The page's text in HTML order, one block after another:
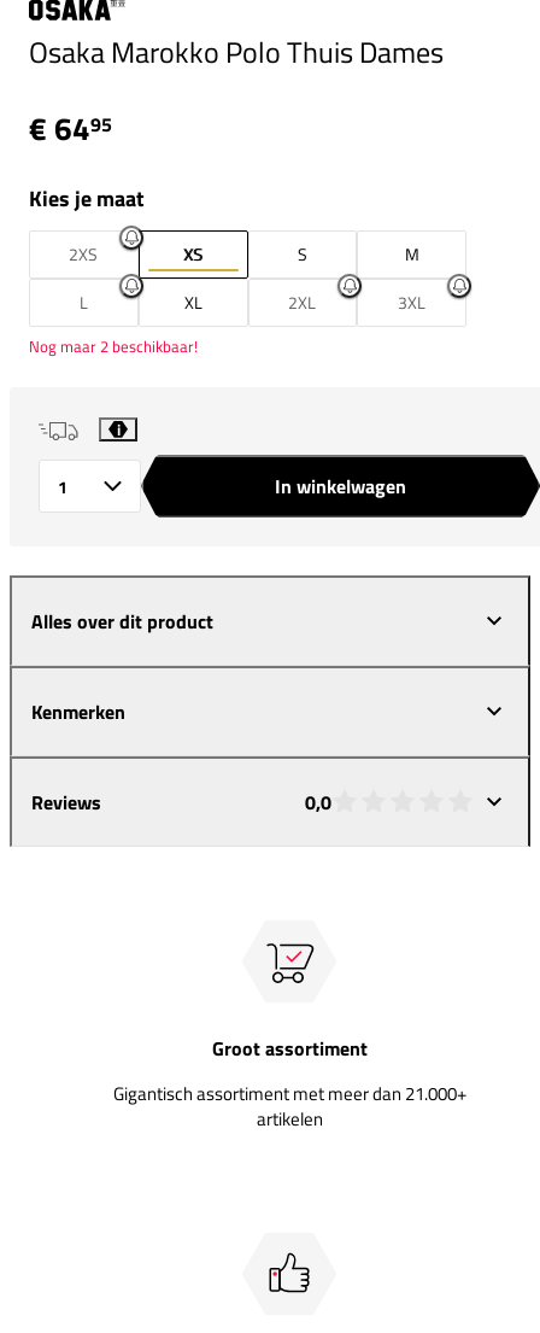
Osaka Marokko Polo Thuis Dames
€ 6495
Kies je maat
2XS XS S
M
L
XL 2XL 3XL
Nog maar 2 beschikbaar!
i
In winkelwagen
Alles over dit product
Kenmerken
Reviews 0,0
Groot assortiment
Gigantisch assortiment met meer dan 21.000+
artikelen